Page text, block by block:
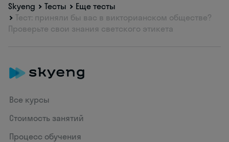
Skyeng Тесты
Еще тесты
Тест: приняли бы вас в викторианском обществе?
Проверьте свои знания светского этикета
Все курсы
Стоимость занятий
Процесс обучения